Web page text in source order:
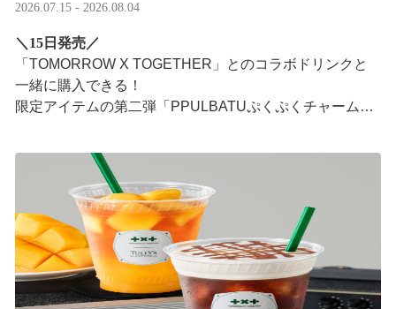
2026.07.15 - 2026.08.04
＼15日発売／
「TOMORROW X TOGETHER」とのコラボドリンクと
一緒に購入できる！​
限定アイテムの第二弾「PPULBATUぷくぷくチャーム」​